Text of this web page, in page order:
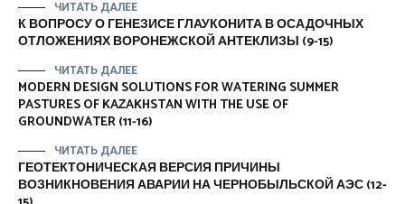
ЧИТАТЬ ДАЛЕЕ
К ВОПРОСУ О ГЕНЕЗИСЕ ГЛАУКОНИТА В ОСАДОЧНЫХ
ОТЛОЖЕНИЯХ ВОРОНЕЖСКОЙ АНТЕКЛИЗЫ (9-15)
ЧИТАТЬ ДАЛЕЕ
MODERN DESIGN SOLUTIONS FOR WATERING SUMMER
PASTURES OF KAZAKHSTAN WITH THE USE OF
GROUNDWATER (11-16)
ЧИТАТЬ ДАЛЕЕ
ГЕОТЕКТОНИЧЕСКАЯ ВЕРСИЯ ПРИЧИНЫ
ВОЗНИКНОВЕНИЯ АВАРИИ НА ЧЕРНОБЫЛЬСКОЙ АЭС (12-